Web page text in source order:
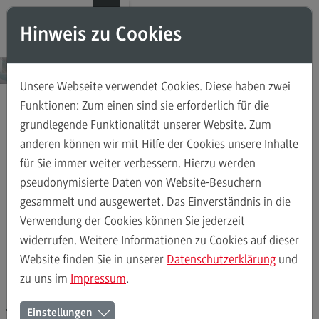
Direkt zum Inhalt
Direkt zum Hauptmenu
Direkt zum Footer
Suchen
Weiterbildu
ngsangebo
te für
Einzelperso
nen
Weiterbild
ungsangeb
ote für
Einzelpers
onen
Weiterbild
ungsarten
FAQ
Informationen
Antragstellung
Informationen FAQ für Einzelpersonen
Anmeldung
für das
ZULASSUN
GSVORAUS
SETZUNGE
N PRÜFEN
Auf den
Seiten des
jeweiligen
Zertifikatspro
gramms
finden Sie,
welche
Zulassungsvo
Hinweis zu Cookies
Unsere Webseite verwendet Cookies. Diese haben zwei
Funktionen: Zum einen sind sie erforderlich für die
grundlegende Funktionalität unserer Website. Zum
anderen können wir mit Hilfe der Cookies unsere Inhalte
für Sie immer weiter verbessern. Hierzu werden
pseudonymisierte Daten von Website-Besuchern
gesammelt und ausgewertet. Das Einverständnis in die
Verwendung der Cookies können Sie jederzeit
widerrufen. Weitere Informationen zu Cookies auf dieser
Website finden Sie in unserer Datenschutzerklärung und
zu uns im Impressum.
Einstellungen